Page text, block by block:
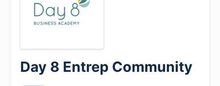
Day 8 Entrep Community